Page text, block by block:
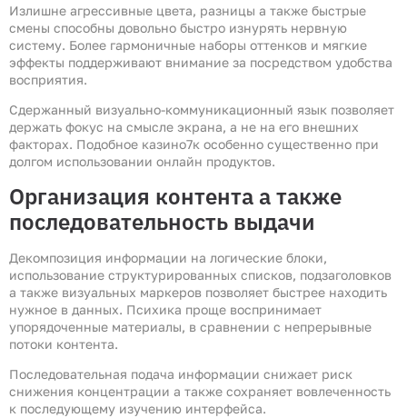
Излишне агрессивные цвета, разницы а также быстрые
смены способны довольно быстро изнурять нервную
систему. Более гармоничные наборы оттенков и мягкие
эффекты поддерживают внимание за посредством удобства
восприятия.
Сдержанный визуально-коммуникационный язык позволяет
держать фокус на смысле экрана, а не на его внешних
факторах. Подобное казино7к особенно существенно при
долгом использовании онлайн продуктов.
Организация контента а также
последовательность выдачи
Декомпозиция информации на логические блоки,
использование структурированных списков, подзаголовков
а также визуальных маркеров позволяет быстрее находить
нужное в данных. Психика проще воспринимает
упорядоченные материалы, в сравнении с непрерывные
потоки контента.
Последовательная подача информации снижает риск
снижения концентрации а также сохраняет вовлеченность
к последующему изучению интерфейса.